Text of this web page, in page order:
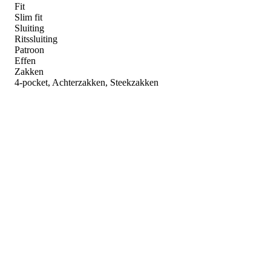
Fit
Slim fit
Sluiting
Ritssluiting
Patroon
Effen
Zakken
4-pocket, Achterzakken, Steekzakken